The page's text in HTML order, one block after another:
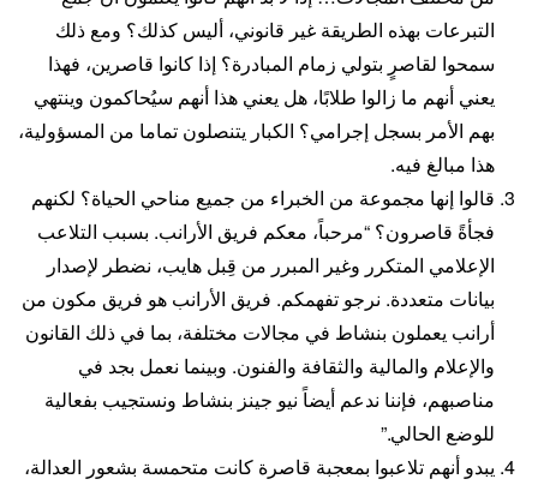
التبرعات بهذه الطريقة غير قانوني، أليس كذلك؟ ومع ذلك
سمحوا لقاصرٍ بتولي زمام المبادرة؟ إذا كانوا قاصرين، فهذا
يعني أنهم ما زالوا طلابًا، هل يعني هذا أنهم سيُحاكمون وينتهي
بهم الأمر بسجل إجرامي؟ الكبار يتنصلون تماما من المسؤولية،
هذا مبالغ فيه.
قالوا إنها مجموعة من الخبراء من جميع مناحي الحياة؟ لكنهم
فجأةً قاصرون؟ “مرحباً، معكم فريق الأرانب. بسبب التلاعب
الإعلامي المتكرر وغير المبرر من قِبل هايب، نضطر لإصدار
بيانات متعددة. نرجو تفهمكم. فريق الأرانب هو فريق مكون من
أرانب يعملون بنشاط في مجالات مختلفة، بما في ذلك القانون
والإعلام والمالية والثقافة والفنون. وبينما نعمل بجد في
مناصبهم، فإننا ندعم أيضاً نيو جينز بنشاط ونستجيب بفعالية
للوضع الحالي.”
يبدو أنهم تلاعبوا بمعجبة قاصرة كانت متحمسة بشعور العدالة،